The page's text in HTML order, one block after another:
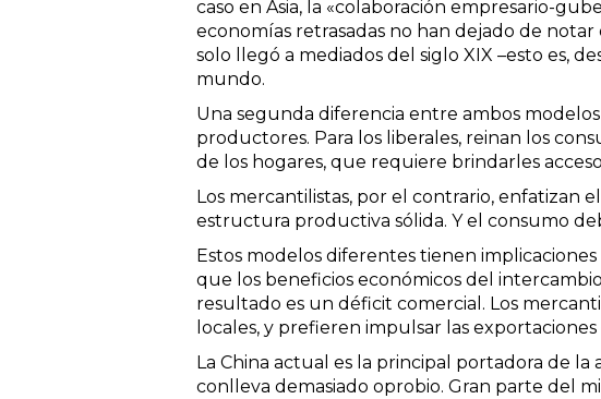
caso en Asia, la «colaboración empresario-
economías retrasadas no han dejado de
solo llegó a mediados del siglo XIX –esto es,
mundo.
Una segunda diferencia entre ambos
productores. Para los liberales, reinan los
de los hogares, que requiere brindarles
Los mercantilistas, por el contrario, enfatizan
estructura productiva sólida. Y el consumo
Estos modelos diferentes tienen
que los beneficios económicos del
resultado es un déficit comercial. Los
locales, y prefieren impulsar las
La China actual es la principal portadora de
conlleva demasiado oprobio. Gran parte del